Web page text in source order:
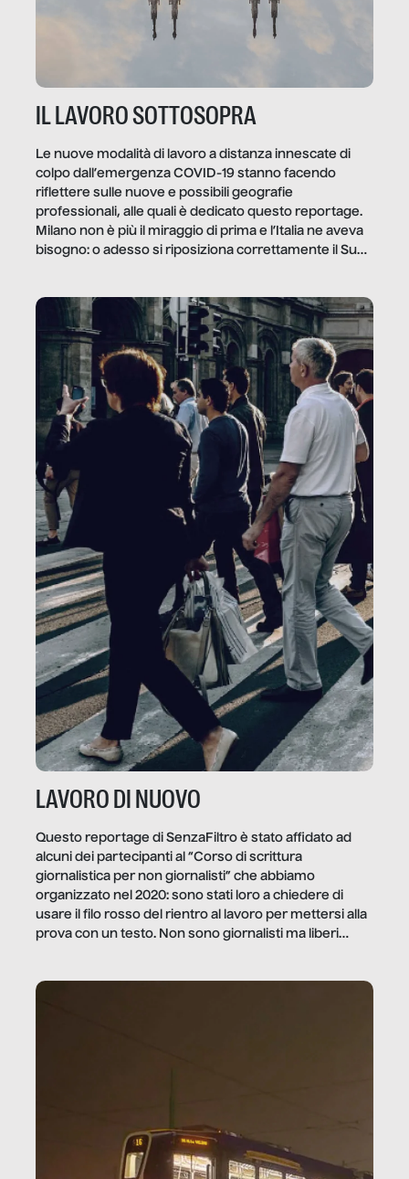
IL LAVORO SOTTOSOPRA
Le nuove modalità di lavoro a distanza innescate di
colpo dall’emergenza COVID-19 stanno facendo
riflettere sulle nuove e possibili geografie
professionali, alle quali è dedicato questo reportage.
Milano non è più il miraggio di prima e l’Italia ne aveva
bisogno: o adesso si riposiziona correttamente il Sud
LAVORO DI NUOVO
Questo reportage di SenzaFiltro è stato affidato ad
alcuni dei partecipanti al “Corso di scrittura
giornalistica per non giornalisti” che abbiamo
organizzato nel 2020: sono stati loro a chiedere di
usare il filo rosso del rientro al lavoro per mettersi alla
prova con un testo. Non sono giornalisti ma liberi